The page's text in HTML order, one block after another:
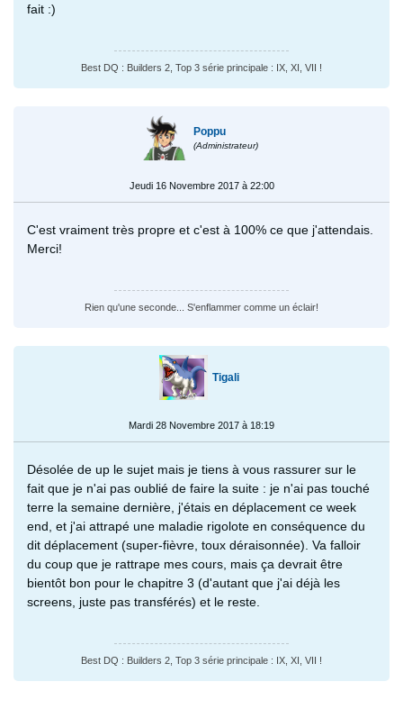
fait :)
Best DQ : Builders 2, Top 3 série principale : IX, XI, VII !
Poppu
(Administrateur)
Jeudi 16 Novembre 2017 à 22:00
C'est vraiment très propre et c'est à 100% ce que j'attendais.
Merci!
Rien qu'une seconde... S'enflammer comme un éclair!
Tigali
Mardi 28 Novembre 2017 à 18:19
Désolée de up le sujet mais je tiens à vous rassurer sur le
fait que je n'ai pas oublié de faire la suite : je n'ai pas touché
terre la semaine dernière, j'étais en déplacement ce week
end, et j'ai attrapé une maladie rigolote en conséquence du
dit déplacement (super-fièvre, toux déraisonnée). Va falloir
du coup que je rattrape mes cours, mais ça devrait être
bientôt bon pour le chapitre 3 (d'autant que j'ai déjà les
screens, juste pas transférés) et le reste.
Best DQ : Builders 2, Top 3 série principale : IX, XI, VII !